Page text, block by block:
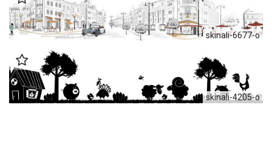
skinali-6677-o
skinali-4205-o